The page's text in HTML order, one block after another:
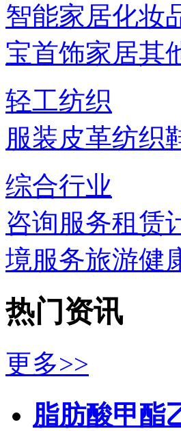
智能家居化妆
宝首饰家居其
轻工纺织
服装皮革纺织
综合行业
咨询服务租赁
境服务旅游健
热门资讯
更多>>
脂肪酸甲酯